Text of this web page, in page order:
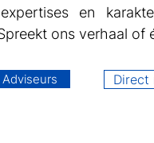
expertises en
ons verhaal of
Direct